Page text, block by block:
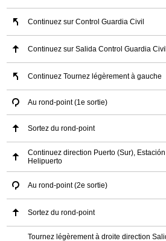
Continuez sur Control Guardia Civil
Continuez sur Salida Control Guardia Civil
Continuez Tournez légèrement à gauche
Au rond-point (1e sortie)
Sortez du rond-point
Continuez direction Puerto (Sur),
Helipuerto
Au rond-point (2e sortie)
Sortez du rond-point
Tournez légèrement à droite direction